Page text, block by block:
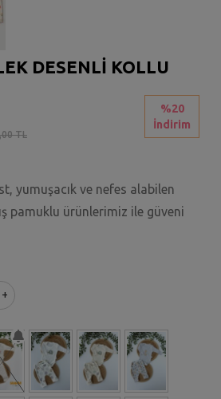
DESENLİ KOLLU
%20
İndirim
TL
yumuşacık ve nefes alabilen
pamuklu ürünlerimiz ile güveni
+